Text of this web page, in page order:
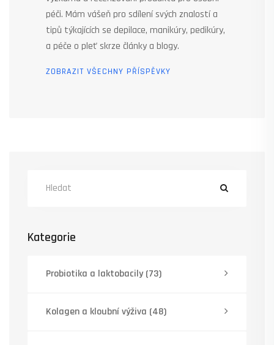
péči. Mám vášeň pro sdílení svých znalostí a
tipů týkajících se depilace, manikúry, pedikúry,
a péče o pleť skrze články a blogy.
ZOBRAZIT VŠECHNY PŘÍSPĚVKY
Kategorie
Probiotika a laktobacily(73)
Kolagen a kloubní výživa (48)